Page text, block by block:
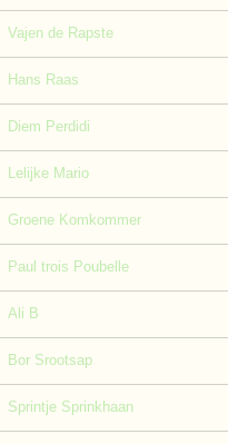
Vajen de Rapste
Hans Raas
Diem Perdidi
Lelijke Mario
Groene Komkommer
Paul trois Poubelle
Ali B
Bor Srootsap
Sprintje Sprinkhaan